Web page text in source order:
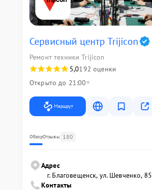
Сервисный центр Trijicon
Ремонт техники Trijicon
5,0192 оценки
Открыто до 21:00
Маршрут
ОбзорОтзывы 180
Адрес
г. Благовещенск, ул. Шевченко, 85
Контакты